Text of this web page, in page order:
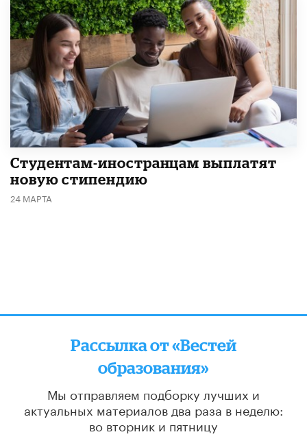
Студентам-иностранцам выплатят
новую стипендию
24 МАРТА
Рассылка от «Вестей
образования»
Мы отправляем подборку лучших и
актуальных материалов два раза в неделю:
во вторник и пятницу